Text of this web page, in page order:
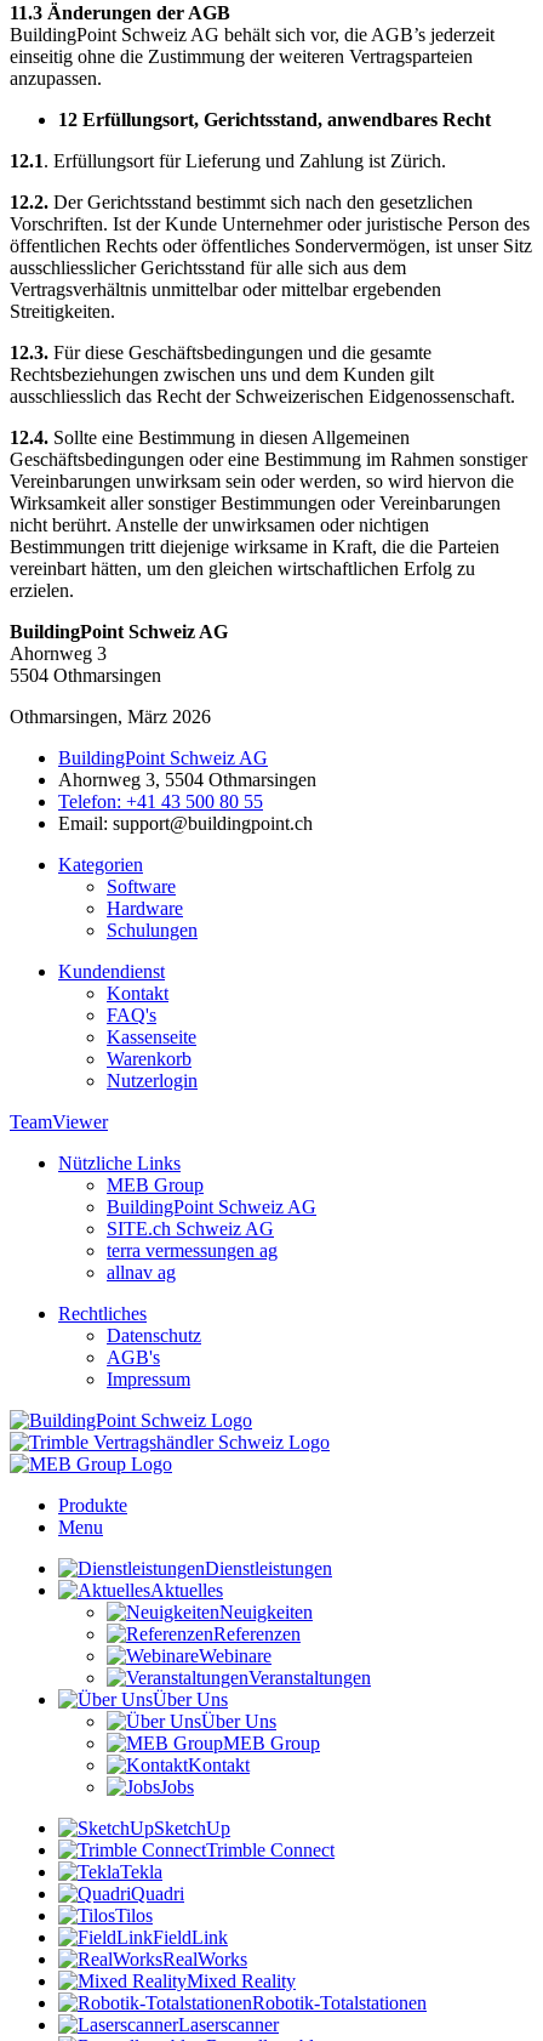
11.3 Änderungen der AGB
BuildingPoint Schweiz AG behält sich vor, die AGB’s jederzeit
einseitig ohne die Zustimmung der weiteren Vertragsparteien
anzupassen.
12 Erfüllungsort, Gerichtsstand, anwendbares Recht
12.1. Erfüllungsort für Lieferung und Zahlung ist Zürich.
12.2. Der Gerichtsstand bestimmt sich nach den gesetzlichen
Vorschriften. Ist der Kunde Unternehmer oder juristische Person des
öffentlichen Rechts oder öffentliches Sondervermögen, ist unser Sitz
ausschliesslicher Gerichtsstand für alle sich aus dem
Vertragsverhältnis unmittelbar oder mittelbar ergebenden
Streitigkeiten.
12.3. Für diese Geschäftsbedingungen und die gesamte
Rechtsbeziehungen zwischen uns und dem Kunden gilt
ausschliesslich das Recht der Schweizerischen Eidgenossenschaft.
12.4. Sollte eine Bestimmung in diesen Allgemeinen
Geschäftsbedingungen oder eine Bestimmung im Rahmen sonstiger
Vereinbarungen unwirksam sein oder werden, so wird hiervon die
Wirksamkeit aller sonstiger Bestimmungen oder Vereinbarungen
nicht berührt. Anstelle der unwirksamen oder nichtigen
Bestimmungen tritt diejenige wirksame in Kraft, die die Parteien
vereinbart hätten, um den gleichen wirtschaftlichen Erfolg zu
erzielen.
BuildingPoint Schweiz AG
Ahornweg 3
5504 Othmarsingen
Othmarsingen, März 2026
BuildingPoint Schweiz AG
Ahornweg 3, 5504 Othmarsingen
Telefon: +41 43 500 80 55
Email: support@buildingpoint.ch
Kategorien
Software
Hardware
Schulungen
Kundendienst
Kontakt
FAQ's
Kassenseite
Warenkorb
Nutzerlogin
TeamViewer
Nützliche Links
MEB Group
BuildingPoint Schweiz AG
SITE.ch Schweiz AG
terra vermessungen ag
allnav ag
Rechtliches
Datenschutz
AGB's
Impressum
Produkte
Menu
Dienstleistungen
Aktuelles
Neuigkeiten
Referenzen
Webinare
Veranstaltungen
Über Uns
Über Uns
MEB Group
Kontakt
Jobs
SketchUp
Trimble Connect
Tekla
Quadri
Tilos
FieldLink
RealWorks
Mixed Reality
Robotik-Totalstationen
Laserscanner